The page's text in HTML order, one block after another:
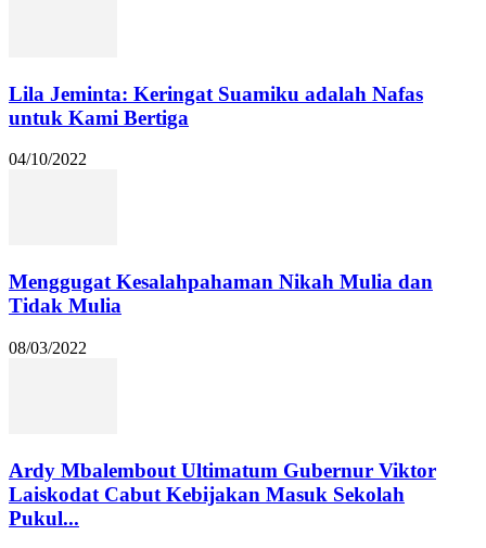
Lila Jeminta: Keringat Suamiku adalah Nafas
untuk Kami Bertiga
04/10/2022
Menggugat Kesalahpahaman Nikah Mulia dan
Tidak Mulia
08/03/2022
Ardy Mbalembout Ultimatum Gubernur Viktor
Laiskodat Cabut Kebijakan Masuk Sekolah
Pukul...